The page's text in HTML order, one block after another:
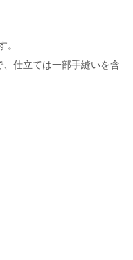
。
仕立ては一部手縫いを含